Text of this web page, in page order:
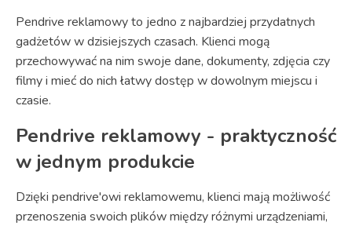
Pendrive reklamowy to jedno z najbardziej przydatnych
gadżetów w dzisiejszych czasach. Klienci mogą
przechowywać na nim swoje dane, dokumenty, zdjęcia czy
filmy i mieć do nich łatwy dostęp w dowolnym miejscu i
czasie.
Pendrive reklamowy - praktyczność
w jednym produkcie
Dzięki pendrive'owi reklamowemu, klienci mają możliwość
przenoszenia swoich plików między różnymi urządzeniami,